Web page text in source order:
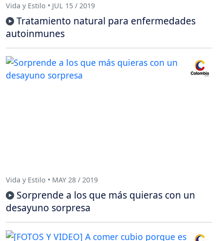
Vida y Estilo • JUL 15 / 2019
Tratamiento natural para enfermedades
autoinmunes
Vida y Estilo • MAY 28 / 2019
Sorprende a los que más quieras con un
desayuno sorpresa